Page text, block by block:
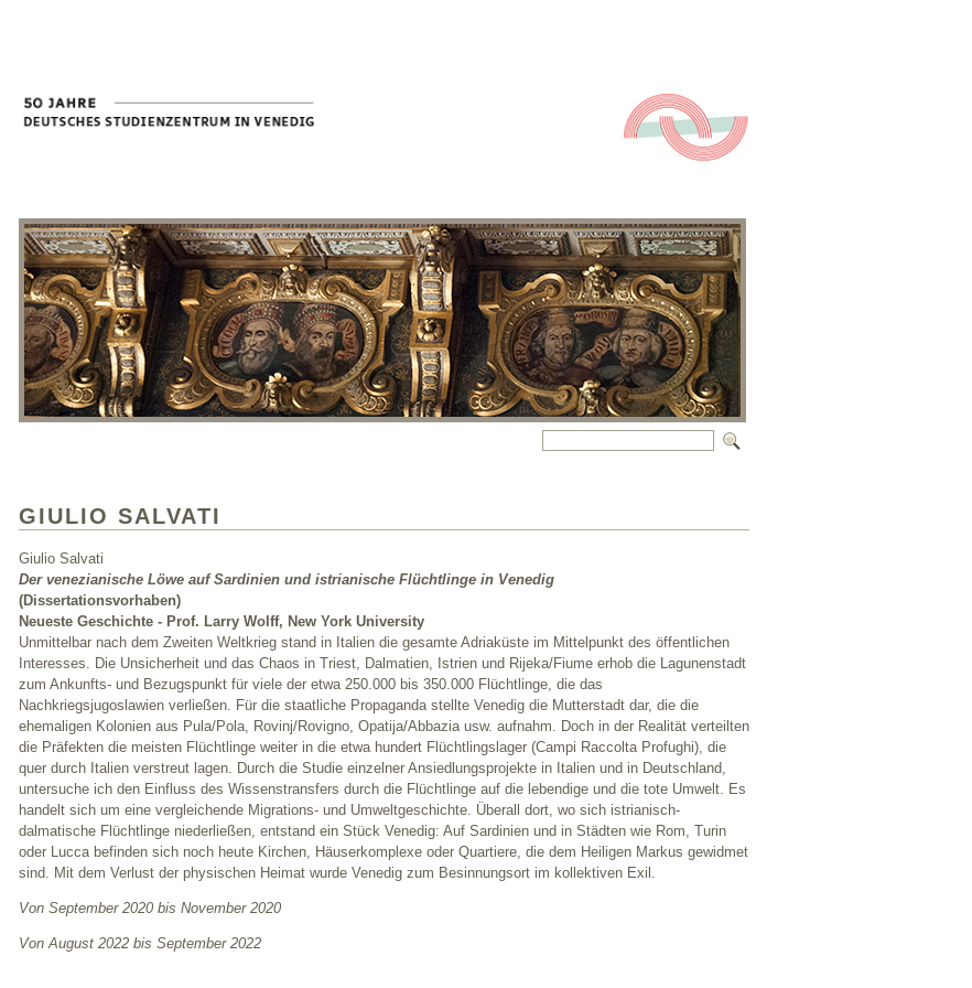
GIULIO SALVATI
Giulio Salvati
Der venezianische Löwe auf Sardinien und istrianische Flüchtlinge in Venedig
(Dissertationsvorhaben)
Neueste Geschichte - Prof. Larry Wolff, New York University
Unmittelbar nach dem Zweiten Weltkrieg stand in Italien die gesamte Adriaküste im Mittelpunkt des öffentlichen
Interesses. Die Unsicherheit und das Chaos in Triest, Dalmatien, Istrien und Rijeka/Fiume erhob die Lagunenstadt
zum Ankunfts- und Bezugspunkt für viele der etwa 250.000 bis 350.000 Flüchtlinge, die das
Nachkriegsjugoslawien verließen. Für die staatliche Propaganda stellte Venedig die Mutterstadt dar, die die
ehemaligen Kolonien aus Pula/Pola, Rovinj/Rovigno, Opatija/Abbazia usw. aufnahm. Doch in der Realität verteilten
die Präfekten die meisten Flüchtlinge weiter in die etwa hundert Flüchtlingslager (Campi Raccolta Profughi), die
quer durch Italien verstreut lagen. Durch die Studie einzelner Ansiedlungsprojekte in Italien und in Deutschland,
untersuche ich den Einfluss des Wissenstransfers durch die Flüchtlinge auf die lebendige und die tote Umwelt. Es
handelt sich um eine vergleichende Migrations- und Umweltgeschichte. Überall dort, wo sich istrianisch-
dalmatische Flüchtlinge niederließen, entstand ein Stück Venedig: Auf Sardinien und in Städten wie Rom, Turin
oder Lucca befinden sich noch heute Kirchen, Häuserkomplexe oder Quartiere, die dem Heiligen Markus gewidmet
sind. Mit dem Verlust der physischen Heimat wurde Venedig zum Besinnungsort im kollektiven Exil.
Von September 2020 bis November 2020
Von August 2022 bis September 2022